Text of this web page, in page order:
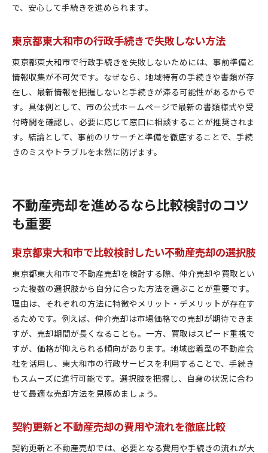
で、安心して手続きを進められます。
東京都東大和市の行政手続きで失敗しない方法
東京都東大和市で行政手続きを失敗しないためには、事前準備と
情報収集が不可欠です。なぜなら、地域特有の手続きや書類が存
在し、最新情報を把握しないと手続きが滞る可能性があるからで
す。具体例として、市の公式ホームページで最新の書類様式や受
付時間を確認し、必要に応じて窓口に相談することが推奨されま
す。結論として、事前のリサーチと準備を徹底することで、手続
きのミスやトラブルを未然に防げます。
不動産売却を進めるなら比較検討のコツ
も重要
東京都東大和市で比較検討したい不動産売却の選択肢
東京都東大和市で不動産売却を検討する際、仲介売却や買取とい
った複数の選択肢から自分に合った方法を選ぶことが重要です。
理由は、それぞれの方法に特徴やメリット・デメリットが存在す
るためです。例えば、仲介売却は市場価格での売却が期待できま
すが、売却期間が長くなることも。一方、買取はスピード重視で
すが、価格が抑えられる傾向があります。地域密着型の不動産会
社を活用し、東大和市の行政サービスを利用することで、手続き
もスムーズに進行可能です。選択肢を把握し、自身の状況に合わ
せて最適な売却方法を見極めましょう。
契約更新と不動産売却の費用や流れを徹底比較
契約更新と不動産売却では、必要となる費用や手続きの流れが大